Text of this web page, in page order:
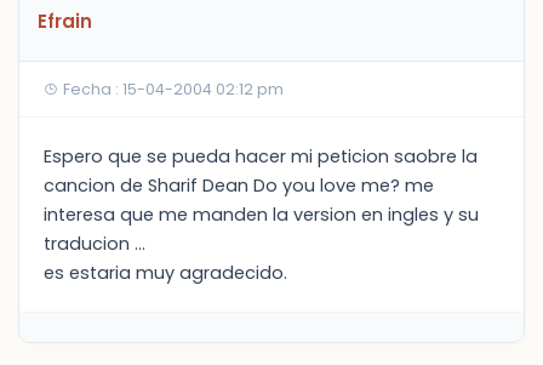
Efrain
Fecha : 15-04-2004 02:12 pm
Espero que se pueda hacer mi peticion saobre la
cancion de Sharif Dean Do you love me? me
interesa que me manden la version en ingles y su
traducion ...
es estaria muy agradecido.